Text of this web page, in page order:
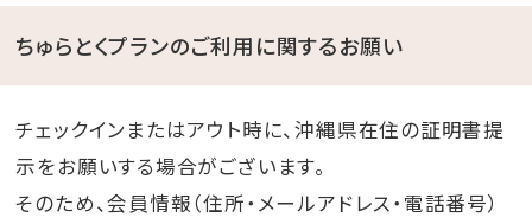
ちゅらとくプランのご利用に関するお願い
チェックインまたはアウト時に、沖縄県在住の証明書提
示をお願いする場合がございます。
そのため、会員情報（住所・メールアドレス・電話番号）